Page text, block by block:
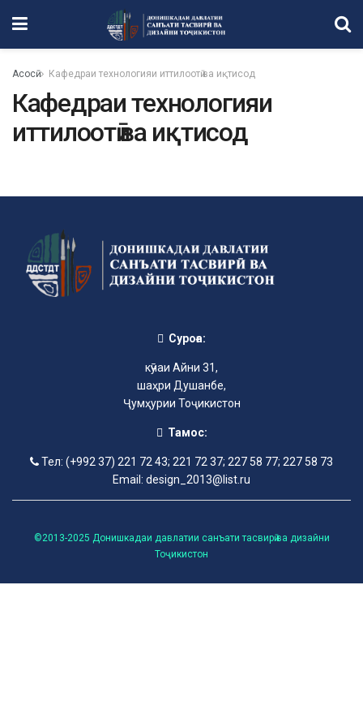
Асосӣ Кафедраи технологияи иттилоотӣ ва иқтисод
Кафедраи технологияи
иттилоотӣ ва иқтисод
Суроға:
кӯчаи Айни 31,
шаҳри Душанбе,
Ҷумҳурии Тоҷикистон
Тамос:
Тел: (+992 37) 221 72 43; 221 72 37; 227 58 77; 227 58 73
Email: design_2013@list.ru
©2013-2025 Донишкадаи давлатии санъати тасвирӣ ва дизайни
Тоҷикистон